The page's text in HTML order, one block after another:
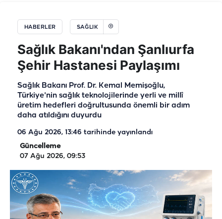
HABERLER SAĞLIK
Sağlık Bakanı'ndan Şanlıurfa
Şehir Hastanesi Paylaşımı
Sağlık Bakanı Prof. Dr. Kemal Memişoğlu,
Türkiye'nin sağlık teknolojilerinde yerli ve millî
üretim hedefleri doğrultusunda önemli bir adım
daha atıldığını duyurdu
06 Ağu 2026, 13:46 tarihinde yayınlandı
Güncelleme
07 Ağu 2026, 09:53